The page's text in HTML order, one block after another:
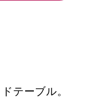
テーブル。